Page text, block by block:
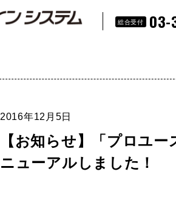
総合受付 03-
2016年12月5日
【お知らせ】「プロユ
ニューアルしました！